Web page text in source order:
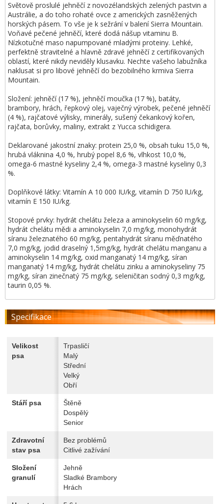
Světově proslulé jehněčí z novozélandských zelených pastvin a
Austrálie, a do toho rohaté ovce z amerických zasněžených
horských pásem. To vše je k sežrání v balení Sierra Mountain.
Voňavé pečené jehněčí, které dodá nášup vitaminu B.
Nízkotučné maso napumpované mladými proteiny. Lehké,
perfektně stravitelné a hlavně zdravé jehněčí z certifikovaných
oblastí, které nikdy neviděly klusavku. Nechte vašeho labužníka
naklusat si pro libové jehněčí do bezobilného krmiva Sierra
Mountain.
Složení: jehněčí (17 %), jehněčí moučka (17 %), batáty,
brambory, hrách, řepkový olej, vaječný výrobek, pečené jehněčí
(4 %), rajčatové výlisky, minerály, sušený čekankový kořen,
rajčata, borůvky, maliny, extrakt z Yucca schidigera.
Deklarované jakostní znaky: protein 25,0 %, obsah tuku 15,0 %,
hrubá vláknina 4,0 %, hrubý popel 8,6 %, vlhkost 10,0 %,
omega-6 mastné kyseliny 2,4 %, omega-3 mastné kyseliny 0,3
%.
Doplňkové látky: Vitamín A 10 000 IU/kg, vitamín D 750 lU/kg,
vitamín E 150 IU/kg.
Stopové prvky: hydrát chelátu železa a aminokyselin 60 mg/kg,
hydrát chelátu mědi a aminokyselin 7,0 mg/kg, monohydrát
síranu železnatého 60 mg/kg, pentahydrát síranu měďnatého
7,0 mg/kg, jodid draselný 1,5mg/kg, hydrát chelátu manganu a
aminokyselin 14 mg/kg, oxid manganatý 14 mg/kg, síran
manganatý 14 mg/kg, hydrát chelátu zinku a aminokyseliny 75
mg/kg, síran zinečnatý 75 mg/kg, seleničitan sodný 0,3 mg/kg,
taurin 0,05 %.
Specifikace
Velikost
psa
Trpasličí
Malý
Střední
Velký
Obří
Stáří psa
Štěně
Dospělý
Senior
Zdravotní
stav psa
Bez problémů
Citlivé zažívání
Složení
granulí
Jehně
Sladké Brambory
Hrách